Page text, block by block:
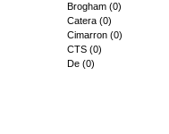
Brogham (0)
Catera (0)
Cimarron (0)
CTS (0)
De (0)